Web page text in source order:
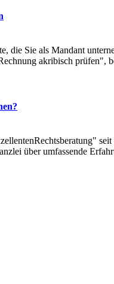
Sie als Mandant
akribisch
über umfassende